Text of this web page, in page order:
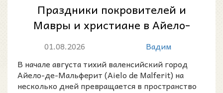
Праздники покровителей и
Мавры и христиане в Айело-
де-Мальферит 2026
01.08.2026
Вадим
В начале августа тихий валенсийский город
Айело-де-Мальферит (Aielo de Malferit) на
несколько дней превращается в пространство